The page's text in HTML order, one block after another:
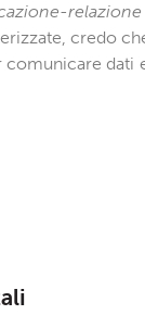
relazione
credo
comunicare dati